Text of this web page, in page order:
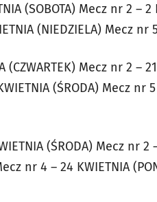
(SOBOTA) Mecz nr 2 – 2
(NIEDZIELA) Mecz nr
(CZWARTEK) Mecz nr 2 –
(ŚRODA) Mecz nr
(ŚRODA) Mecz nr 2
nr 4 – 24 KWIETNIA